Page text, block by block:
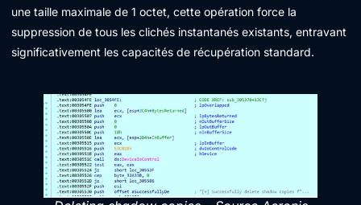
une taille maximale de 1 octet, cette opération force la
suppression de tous les clichés instantanés existants, entravant
significativement les capacités de récupération standard.